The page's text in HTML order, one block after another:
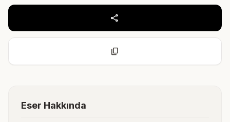
share
content_copy
Eser Hakkında